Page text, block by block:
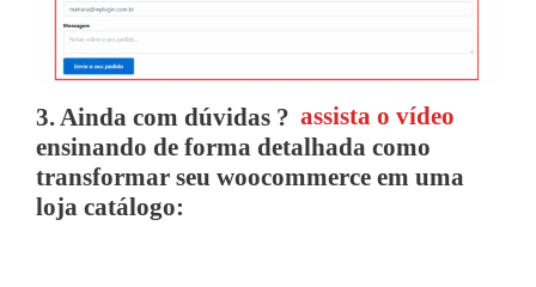
3. Ainda com dúvidas ? assista o vídeo
ensinando de forma detalhada como
transformar seu woocommerce em uma
loja catálogo: